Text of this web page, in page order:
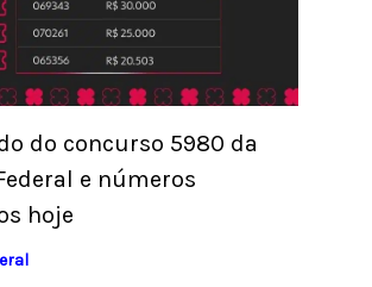
do concurso 5980 da
e números
hoje